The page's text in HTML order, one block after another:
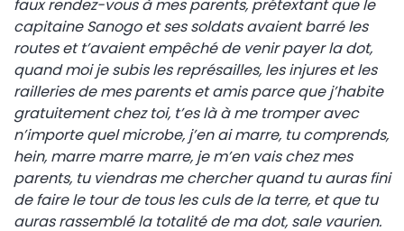
faux rendez-vous à mes parents, prétextant que le
capitaine Sanogo et ses soldats avaient barré les
routes et t’avaient empêché de venir payer la dot,
quand moi je subis les représailles, les injures et les
railleries de mes parents et amis parce que j’habite
gratuitement chez toi, t’es là à me tromper avec
n’importe quel microbe, j’en ai marre, tu comprends,
hein, marre marre marre, je m’en vais chez mes
parents, tu viendras me chercher quand tu auras fini
de faire le tour de tous les culs de la terre, et que tu
auras rassemblé la totalité de ma dot, sale vaurien.